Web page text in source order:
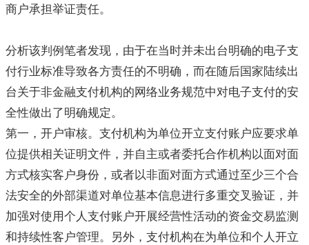
商户承担举证责任。
分析该判例笔者发现，由于在当时并未出台明确的电子支
付行业标准导致各方责任的不明确，而在随后国家陆续出
台关于非金融支付机构的网络业务规范中对电子支付的安
全性做出了明确规定。
第一，开户审核。支付机构为单位开立支付账户应要求单
位提供相关证明文件，并自主或者委托合作机构以面对面
方式核实客户身份，或者以非面对面方式通过至少三个合
法安全的外部渠道对单位基本信息进行多重交叉验证，并
加强对使用个人支付账户开展经营性活动的资金交易监测
和持续性客户管理。另外，支付机构在为单位和个人开立